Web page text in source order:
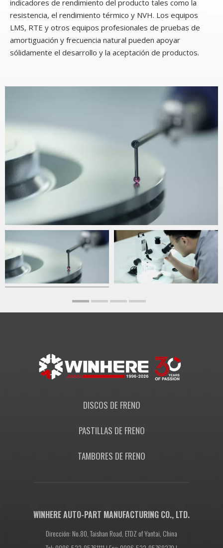
indicadores de rendimiento del producto tales como la
resistencia, el rendimiento térmico y NVH. Los equipos
LMS, RTE y otros equipos profesionales de pruebas de
amortiguación y frecuencia natural pueden apoyar
sólidamente el desarrollo y la aceptación de productos.
DISCOS DE FRENO
PASTILLAS DE FRENO
TAMBORES DE FRENO
WINHERE AUTO-PART MANUFACTURING CO., LTD.
Dirección: No.80, Taishan Road, ETDZ of Yantai, China